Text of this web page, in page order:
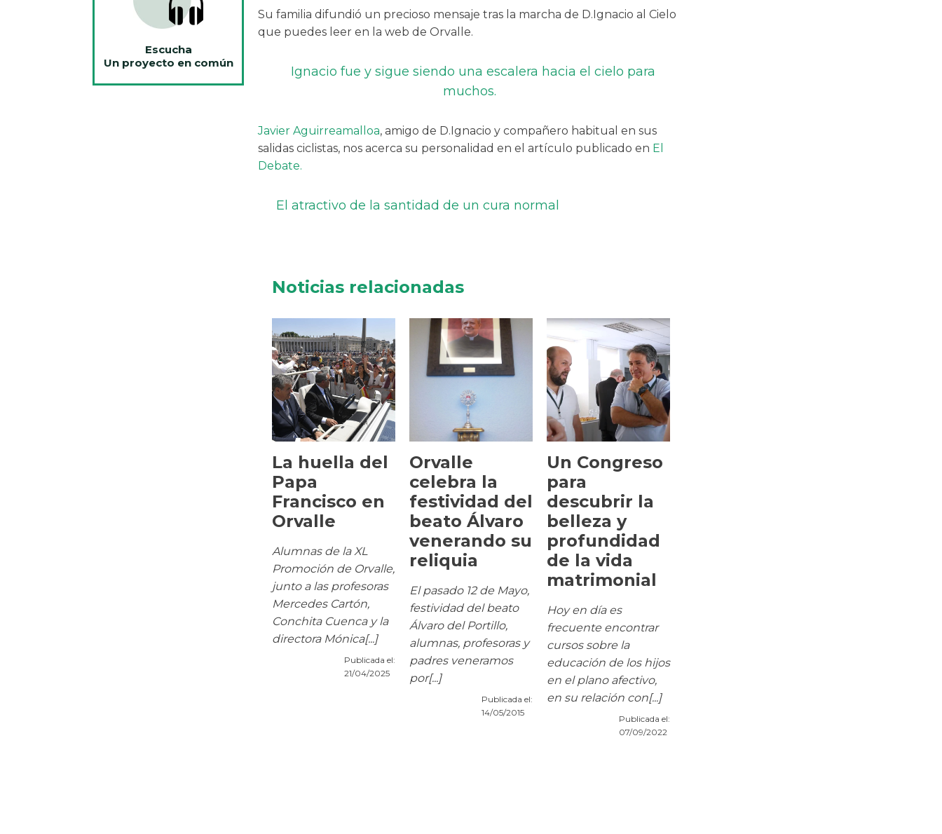
Escucha
Un proyecto en común
Su familia difundió un precioso mensaje tras la marcha de D.Ignacio al Cielo
que puedes leer en la web de Orvalle.
Ignacio fue y sigue siendo una escalera hacia el cielo para
muchos.
Javier Aguirreamalloa, amigo de D.Ignacio y compañero habitual en sus
salidas ciclistas, nos acerca su personalidad en el artículo publicado en El
Debate.
El atractivo de la santidad de un cura normal
Noticias relacionadas
La huella del
Papa
Francisco en
Orvalle
Alumnas de la XL
Promoción de Orvalle,
junto a las profesoras
Mercedes Cartón,
Conchita Cuenca y la
directora Mónica[...]
Publicada el:
21/04/2025
Orvalle
celebra la
festividad del
beato Álvaro
venerando su
reliquia
El pasado 12 de Mayo,
festividad del beato
Álvaro del Portillo,
alumnas, profesoras y
padres veneramos
por[...]
Publicada el:
14/05/2015
Un Congreso
para
descubrir la
belleza y
profundidad
de la vida
matrimonial
Hoy en día es
frecuente encontrar
cursos sobre la
educación de los hijos
en el plano afectivo,
en su relación con[...]
Publicada el:
07/09/2022